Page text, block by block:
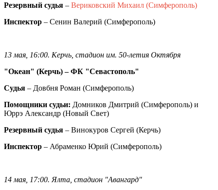
Резервный судья – Вериковский Михаил (Симферополь)
Инспектор – Сенин Валерий (Симферополь)
13 мая, 16:00. Керчь, стадион им. 50-летия Октября
"Океан" (Керчь) – ФК "Севастополь"
Судья – Довбня Роман (Симферополь)
Помощники судьи: Домников Дмитрий (Симферополь) и
Юррэ Александр (Новый Свет)
Резервный судья – Винокуров Сергей (Керчь)
Инспектор – Абраменко Юрий (Симферополь)
14 мая, 17:00. Ялта, стадион "Авангард"